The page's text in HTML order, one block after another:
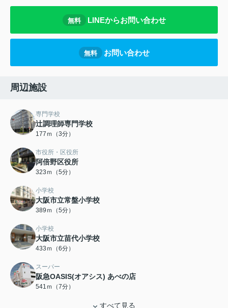
無料 LINEからお問い合わせ
無料 お問い合わせ
周辺施設
専門学校
辻調理師専門学校
177ｍ（3分）
市役所・区役所
阿倍野区役所
323ｍ（5分）
小学校
大阪市立常盤小学校
389ｍ（5分）
小学校
大阪市立苗代小学校
433ｍ（6分）
スーパー
阪急OASIS(オアシス) あべの店
541ｍ（7分）
すべて見る